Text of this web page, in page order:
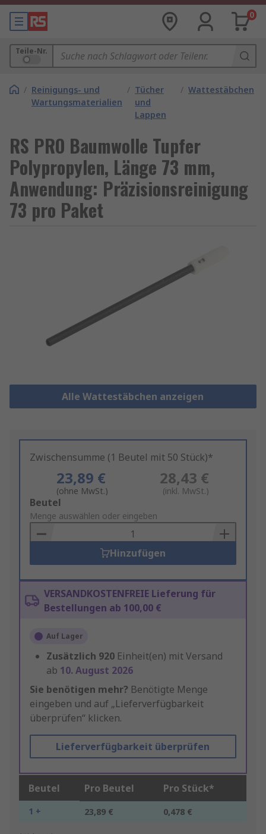
0
Teile-Nr.
/ Reinigungs- und
Wartungsmaterialien
/ Tücher
und
Lappen
/ Wattestäbchen
RS PRO Baumwolle Tupfer
Polypropylen, Länge 73 mm,
Anwendung: Präzisionsreinigung
73 pro Paket
Alle Wattestäbchen anzeigen
Zwischensumme (1 Beutel mit 50 Stück)*
23,89 €
(ohne MwSt.)
28,43 €
(inkl. MwSt.)
Add
to
Basket
Beutel
Menge auswählen oder eingeben
Hinzufügen
VERSANDKOSTENFREIE Lieferung für
Bestellungen ab 100,00 €
Auf Lager
Zusätzlich 920 Einheit(en) mit Versand
ab 10. August 2026
Sie benötigen mehr? Benötigte Menge
eingeben und auf „Lieferverfügbarkeit
überprüfen“ klicken.
Lieferverfügbarkeit überprüfen
Beutel Pro Beutel Pro Stück*
1 + 23,89 € 0,478 €